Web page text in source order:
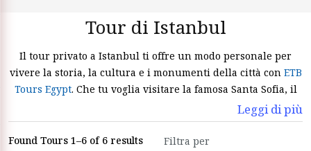
Tour di Istanbul
Il tour privato a Istanbul ti offre un modo personale per
vivere la storia, la cultura e i monumenti della città con ETB
Tours Egypt. Che tu voglia visitare la famosa Santa Sofia, il
vivace Gran Bazar o le tranquille rive del Bosforo, un tour
privato a Istanbul ti garantisce un’esperienza intima e su
misura. Con i tour guidati di Istanbul, potrai contare su
Leggi di più
Found Tours 1–6 of 6 results